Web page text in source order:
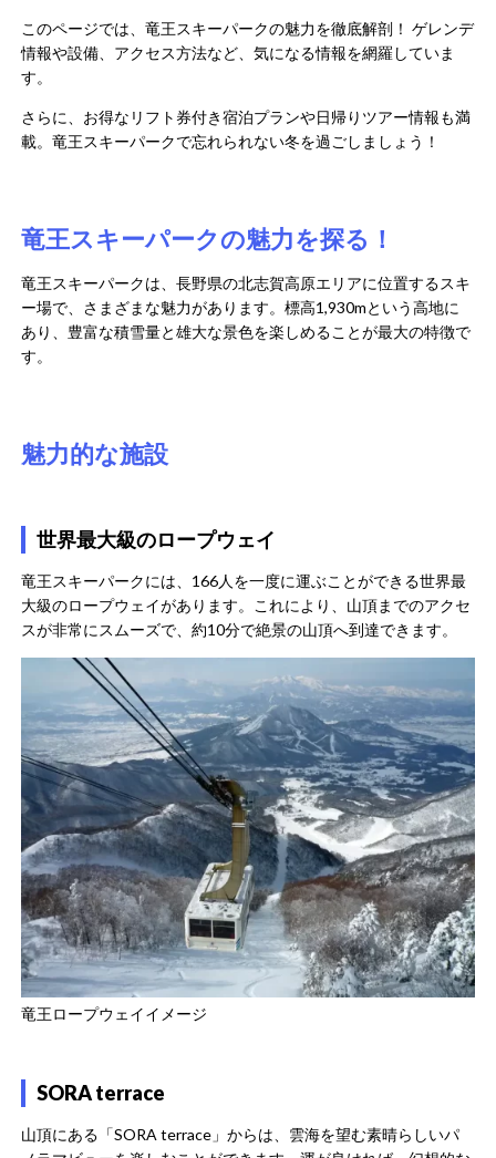
このページでは、竜王スキーパークの魅力を徹底解剖！ ゲレンデ
情報や設備、アクセス方法など、気になる情報を網羅していま
す。
さらに、お得なリフト券付き宿泊プランや日帰りツアー情報も満
載。竜王スキーパークで忘れられない冬を過ごしましょう！
竜王スキーパークの魅力を探る！
竜王スキーパークは、長野県の北志賀高原エリアに位置するスキ
ー場で、さまざまな魅力があります。標高1,930mという高地に
あり、豊富な積雪量と雄大な景色を楽しめることが最大の特徴で
す。
魅力的な施設
世界最大級のロープウェイ
竜王スキーパークには、166人を一度に運ぶことができる世界最
大級のロープウェイがあります。これにより、山頂までのアクセ
スが非常にスムーズで、約10分で絶景の山頂へ到達できます。
竜王ロープウェイイメージ
SORA terrace
山頂にある「SORA terrace」からは、雲海を望む素晴らしいパ